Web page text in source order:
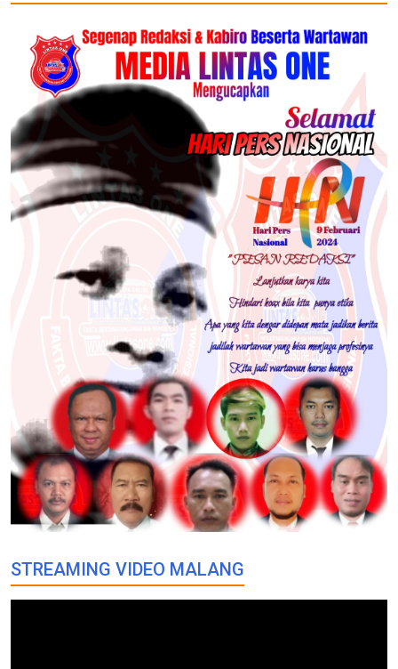
STREAMING VIDEO MALANG